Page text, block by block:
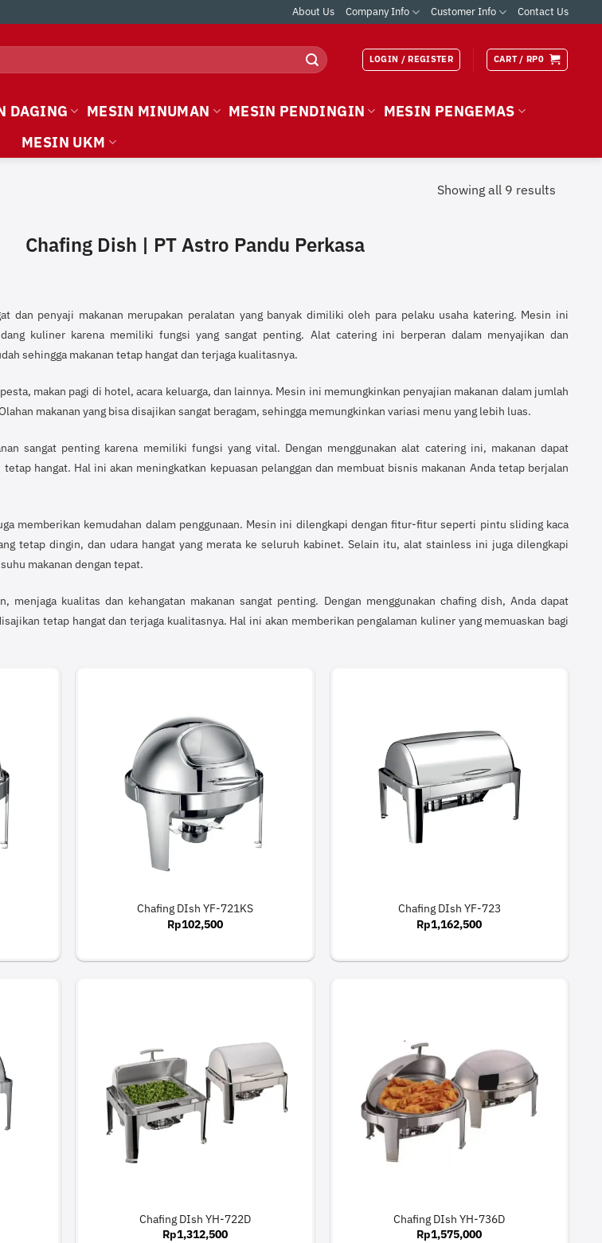
About Us Company Info Customer Info Contact Us
LOGIN / REGISTER CART / RP0
DAGING MESIN MINUMAN MESIN PENDINGIN
MESIN PENGEMAS
MESIN UKM
Showing all 9 results
Chafing Dish | PT Astro Pandu Perkasa
dan penyaji makanan merupakan peralatan yang banyak dimiliki oleh para pelaku usaha katering. Mesin ini
kuliner karena memiliki fungsi yang sangat penting. Alat catering ini berperan dalam menyajikan dan
sehingga makanan tetap hangat dan terjaga kualitasnya.
makan pagi di hotel, acara keluarga, dan lainnya. Mesin ini memungkinkan penyajian makanan dalam jumlah
makanan yang bisa disajikan sangat beragam, sehingga memungkinkan variasi menu yang lebih luas.
sangat penting karena memiliki fungsi yang vital. Dengan menggunakan alat catering ini, makanan dapat
hangat. Hal ini akan meningkatkan kepuasan pelanggan dan membuat bisnis makanan Anda tetap berjalan
memberikan kemudahan dalam penggunaan. Mesin ini dilengkapi dengan fitur-fitur seperti pintu sliding kaca
tetap dingin, dan udara hangat yang merata ke seluruh kabinet. Selain itu, alat stainless ini juga dilengkapi
makanan dengan tepat.
menjaga kualitas dan kehangatan makanan sangat penting. Dengan menggunakan chafing dish, Anda dapat
tetap hangat dan terjaga kualitasnya. Hal ini akan memberikan pengalaman kuliner yang memuaskan bagi
Chafing DIsh YF-721KS
Rp102,500
Chafing DIsh YF-723
Rp1,162,500
Chafing DIsh YH-722D
Rp1,312,500
Chafing DIsh YH-736D
Rp1,575,000